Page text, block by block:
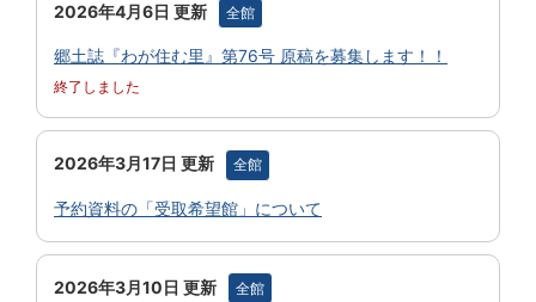
2026年4月6日 更新 全館
郷土誌『わが住む里』第76号 原稿を募集します！！
終了しました
2026年3月17日 更新 全館
予約資料の「受取希望館」について
2026年3月10日 更新 全館